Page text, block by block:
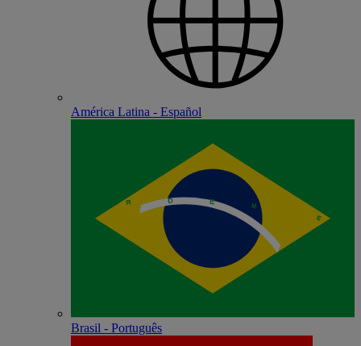
América Latina - Español
Brasil - Português